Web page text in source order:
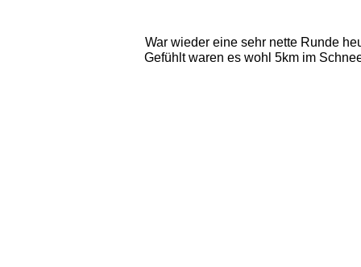
War wieder eine sehr nette Runde
Gefühlt waren es wohl 5km im